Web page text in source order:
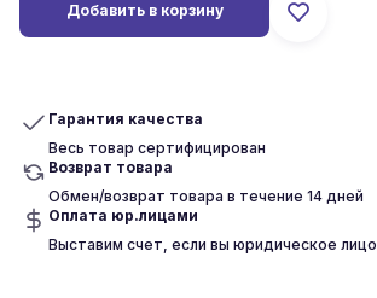
Добавить в корзину
Гарантия качества
Весь товар сертифицирован
Возврат товара
Обмен/возврат товара в течение 14 дней
Оплата юр.лицами
Выставим счет, если вы юридическое лицо